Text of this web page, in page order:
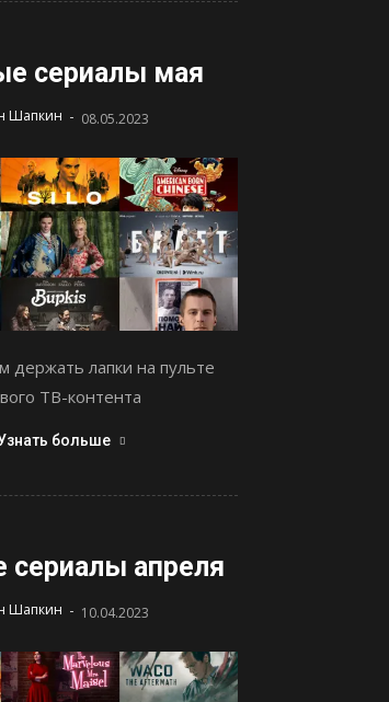
сериалы мая
Шапкин - 08.05.2023
держать лапки на пульте
ТВ-контента
больше
сериалы апреля
Шапкин - 10.04.2023